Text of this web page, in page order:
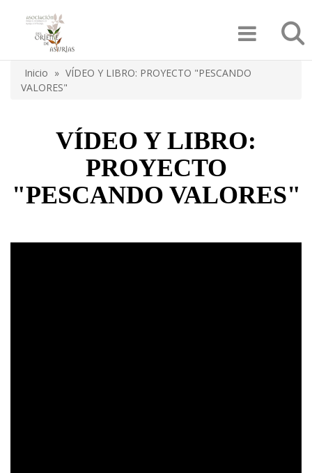
contenido
Sobrescribir
a
la
navegación
Inicio
VÍDEO Y LIBRO: PROYECTO "PESCANDO
VALORES"
VÍDEO Y LIBRO:
PROYECTO
"PESCANDO VALORES"